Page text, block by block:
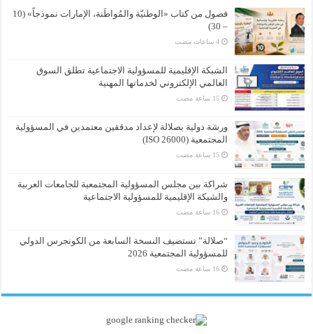
فصول من كتاب «الوطنيّة والمُواطَنة، الإمارات نموذجاً» (10
– 30)
الشبكة الإقليمية للمسؤولية الاجتماعية تطلق السوق
العالمي الإلكتروني لخدماتها المهنية
ورشة دولية بصلالة لإعداد مدققين معتمدين في المسؤولية
المجتمعية (ISO 26000)
شراكة بين مجلس المسؤولية المجتمعية للجامعات العربية
والشبكة الإقليمية للمسؤولية الاجتماعية
“صلالة” تستضيف النسخة السابعة من الكونجرس الدولي
للمسؤولية المجتمعية 2026